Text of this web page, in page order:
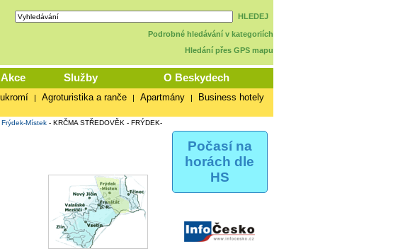
HLEDEJ
Podrobné hledávání v kategoriích
Hledání přes GPS mapu
Akce Služby O Beskydech
| Agroturistika a ranče | Apartmány | Business hotely
Frýdek-Místek- KRČMA STŘEDOVĚK - FRÝDEK-
Počasí na
horách dle
HS